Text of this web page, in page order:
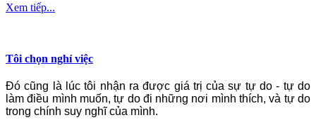
Xem tiếp...
Tôi chọn nghỉ việc
Đó cũng là lúc tôi nhận ra được giá trị của sự tự do - tự do
làm điều mình muốn, tự do đi những nơi mình thích, và tự do
trong chính suy nghĩ của mình.